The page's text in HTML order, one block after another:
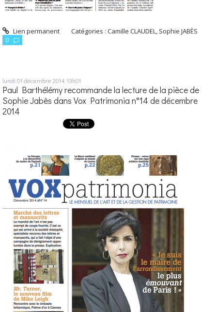
Lien permanent Catégories :Camille CLAUDEL, Sophie JABÈS
0
lundi 01 décembre 2014 13h01
Paul Barthélémy recommande la lecture de la pièce de
Sophie Jabès dans Vox Patrimonia n°14 de décembre
2014